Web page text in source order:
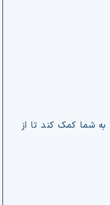
به شما کمک کند تا از